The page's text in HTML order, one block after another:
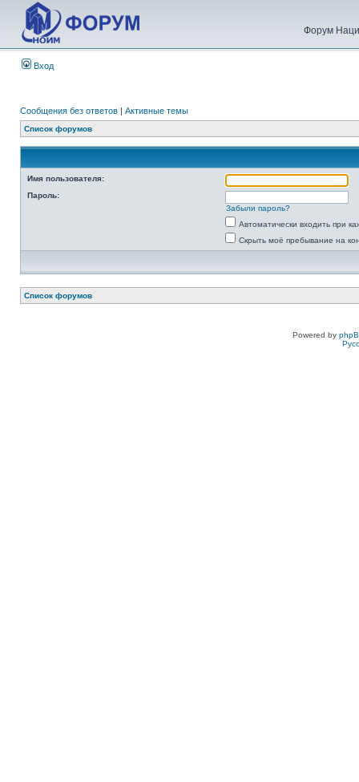
Форум
Вход
Сообщения без ответов | Активные темы
Список форумов
Имя пользователя:
Пароль:
Забыли пароль?
Автоматически входить при
Скрыть моё пребывание на
Список форумов
Powered by